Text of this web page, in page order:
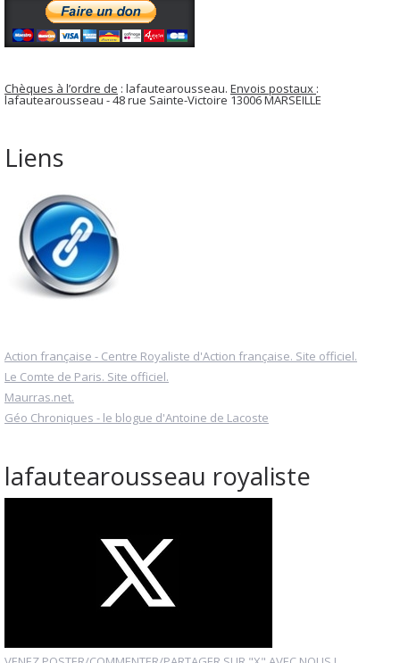
Chèques à l’ordre de : lafautearousseau. Envois postaux :
lafautearousseau - 48 rue Sainte-Victoire 13006 MARSEILLE
Liens
Action française - Centre Royaliste d'Action française. Site officiel.
Le Comte de Paris. Site officiel.
Maurras.net.
Géo Chroniques - le blogue d'Antoine de Lacoste
lafautearousseau royaliste